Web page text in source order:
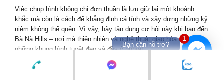
Việc chụp hình không chỉ đơn thuần là lưu giữ lại một khoảnh
khắc mà còn là cách để khẳng định cá tính và xây dựng những kỷ
niệm không thể quên. Vì vậy, hãy tận dụng cơ hội này khi bạn đến
Bà Nà Hills – nơi mà thiên nhiên và nghệ thuật giao hòa để tạo ra
những khung hình tuyệt đẹp và đầy ý nghĩa!
RELATED POSTS
1
Bạn cần hỗ trợ?